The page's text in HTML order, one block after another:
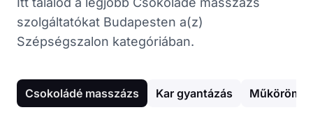
szolgáltatókat Budapesten a(z)
Szépségszalon kategóriában.
Csokoládé masszázs Kar gyantázás Műköröm